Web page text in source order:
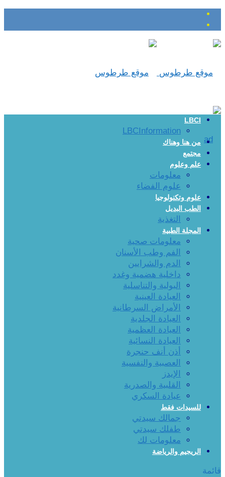
LBCI
LBCInformation
من هنا وهناك
مجتمع
علم وعلوم
معلومات
علوم الفضاء
علوم وتكنولوجيا
الطب البديل
التغذية
المجلة الطبية
معلومات صحية
الفم وطب الأسنان
الدم والشرايين
داخلية هضمية وغدد
البولية والتناسلية
العيادة العينية
الأمراض السرطانية
العيادة الجلدية
العيادة العظمية
العيادة النسائية
أذن أنف حنجرة
العصبية والنفسية
الإيدز
القلبية والصدرية
عيادة السكري
للسيدات فقط
جمالك سيدتي
طفلك سيدتي
معلومات لك
الريجيم والرياضة
قائمة